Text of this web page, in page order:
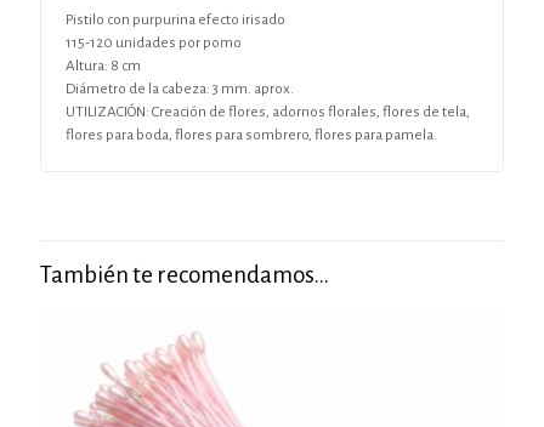
Pistilo con purpurina efecto irisado
115-120 unidades por pomo
Altura: 8 cm
Diámetro de la cabeza: 3 mm. aprox.
UTILIZACIÓN: Creación de flores, adornos florales, flores de tela,
flores para boda, flores para sombrero, flores para pamela.
También te recomendamos…